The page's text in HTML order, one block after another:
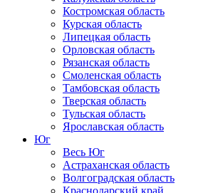
Костромская область
Курская область
Липецкая область
Орловская область
Рязанская область
Смоленская область
Тамбовская область
Тверская область
Тульская область
Ярославская область
Юг
Весь Юг
Астраханская область
Волгоградская область
Краснодарский край